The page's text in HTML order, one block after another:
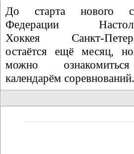
До старта нового
Федерации
Хоккея Санкт-
остаётся ещё месяц,
можно
календарём соревнований.